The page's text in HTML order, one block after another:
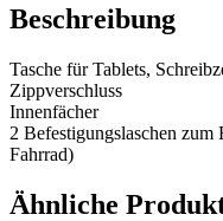
Beschreibung
Tasche für Tablets,
Zippverschluss
Innenfächer
2 Befestigungslaschen
Fahrrad)
Ähnliche